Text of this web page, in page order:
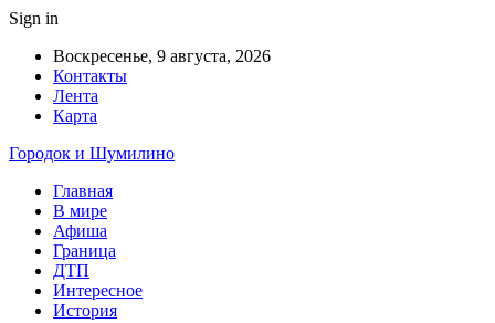
Sign in
Воскресенье, 9 августа, 2026
Контакты
Лента
Карта
Городок и Шумилино
Главная
В мире
Афиша
Граница
ДТП
Интересное
История